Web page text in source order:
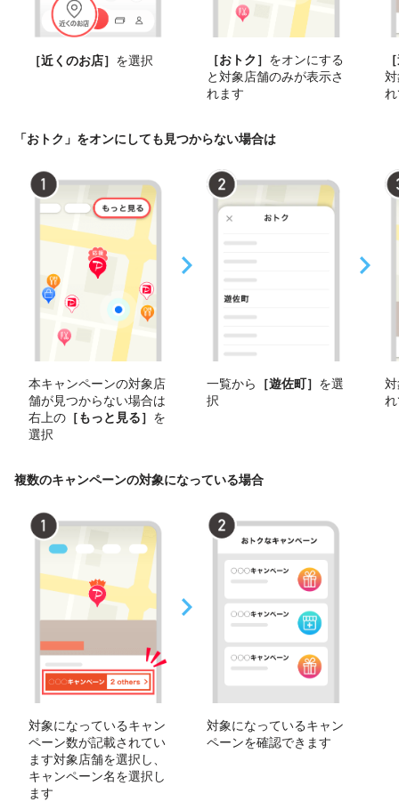
［近くのお店］ を選択 ［おトク］ をオンにする
と対象店舗のみが表示さ
れます
「おトク」をオンにしても見つからない場合は
本キャンペーンの対象店
舗が見つからない場合は
右上の ［もっと見る］ を
選択
一覧から ［遊佐町］ を選
択
複数のキャンペーンの対象になっている場合
対象になっているキャン
ペーン数が記載されてい
ます対象店舗を選択し、
キャンペーン名を選択し
ます
対象になっているキャン
ペーンを確認できます